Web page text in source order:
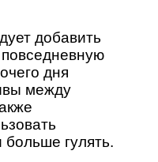
добавить
дня
между
гулять.